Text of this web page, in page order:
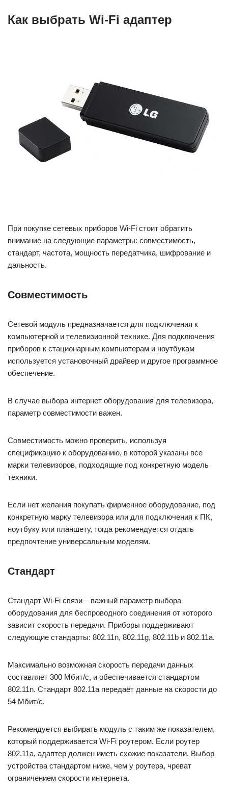
Как выбрать Wi-Fi адаптер
При покупке сетевых приборов Wi-Fi стоит обратить
внимание на следующие параметры: совместимость,
стандарт, частота, мощность передатчика, шифрование и
дальность.
Совместимость
Сетевой модуль предназначается для подключения к
компьютерной и телевизионной технике. Для подключения
приборов к стационарным компьютерам и ноутбукам
используется установочный драйвер и другое программное
обеспечение.
В случае выбора интернет оборудования для телевизора,
параметр совместимости важен.
Совместимость можно проверить, используя
спецификацию к оборудованию, в которой указаны все
марки телевизоров, подходящие под конкретную модель
техники.
Если нет желания покупать фирменное оборудование, под
конкретную марку телевизора или для подключения к ПК,
ноутбуку или планшету, тогда рекомендуется отдать
предпочтение универсальным моделям.
Стандарт
Стандарт Wi-Fi связи – важный параметр выбора
оборудования для беспроводного соединения от которого
зависит скорость передачи. Приборы поддерживают
следующие стандарты: 802.11n, 802.11g, 802.11b и 802.11а.
Максимально возможная скорость передачи данных
составляет 300 Мбит/с, и обеспечивается стандартом
802.11n. Стандарт 802.11а передаёт данные на скорости до
54 Мбит/с.
Рекомендуется выбирать модуль с таким же показателем,
который поддерживается Wi-Fi роутером. Если роутер
802.11а, адаптер должен иметь схожие показатели. Выбор
устройства стандартом ниже, чем у роутера, чреват
ограничением скорости интернета.